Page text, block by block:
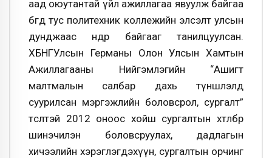
аад оюутантай үйл ажиллагаа явуулж байгаа
бөгөөд тус политехник коллежийн элсэлт улсын
дунджаас өндөр байгааг танилцуулсан.
ХБНГУлсын Германы Олон Улсын Хамтын
Ажиллагааны Нийгэмлэгийн “Ашигт
малтмалын салбар дахь түншлэлд
суурилсан мэргэжлийн боловсрол, сургалт”
төсөлтэй 2012 оноос хойш сургалтын хөтөлбөр
шинэчилэн боловсруулах, дадлагын
хичээлийн хэрэглэгдэхүүн, сургалтын орчинг